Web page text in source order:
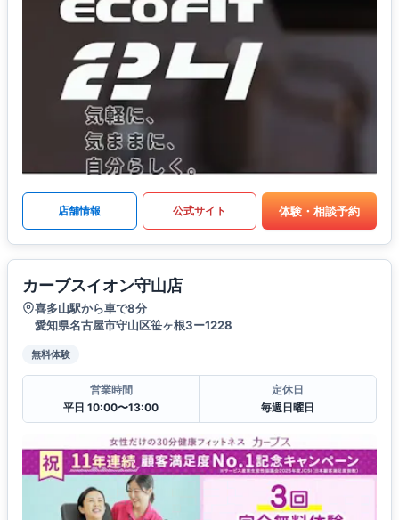
店舗情報 公式サイト 体験・相談予約
カーブスイオン守山店
喜多山駅から車で8分
愛知県名古屋市守山区笹ヶ根3ー1228
無料体験
営業時間
平日 10:00〜13:00
定休日
毎週日曜日